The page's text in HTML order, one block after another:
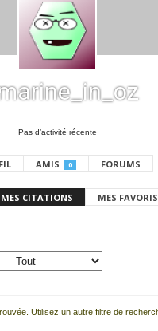
Pas d’activité récente
AMIS 0 FORUMS
MES CITATIONS MES FAVORIS
Utilisez un autre filtre de